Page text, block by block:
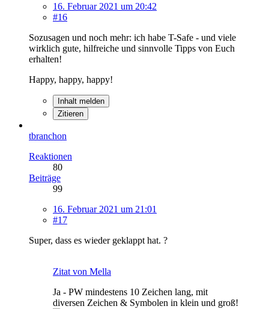
16. Februar 2021 um 20:42
#16
Sozusagen und noch mehr: ich habe T-Safe - und viele
wirklich gute, hilfreiche und sinnvolle Tipps von Euch
erhalten!
Happy, happy, happy!
Inhalt melden
Zitieren
tbranchon
Reaktionen
80
Beiträge
99
16. Februar 2021 um 21:01
#17
Super, dass es wieder geklappt hat. ?
Zitat von Mella
Ja - PW mindestens 10 Zeichen lang, mit
diversen Zeichen & Symbolen in klein und groß!